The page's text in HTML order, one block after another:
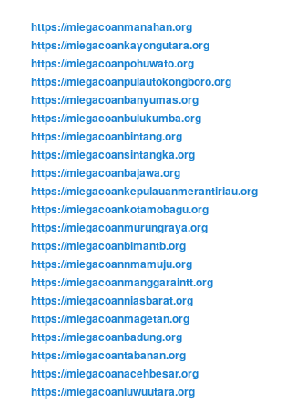
https://miegacoanmanahan.org
https://miegacoankayongutara.org
https://miegacoanpohuwato.org
https://miegacoanpulautokongboro.org
https://miegacoanbanyumas.org
https://miegacoanbulukumba.org
https://miegacoanbintang.org
https://miegacoansintangka.org
https://miegacoanbajawa.org
https://miegacoankepulauanmerantiriau.org
https://miegacoankotamobagu.org
https://miegacoanmurungraya.org
https://miegacoanbimantb.org
https://miegacoannmamuju.org
https://miegacoanmanggaraintt.org
https://miegacoanniasbarat.org
https://miegacoanmagetan.org
https://miegacoanbadung.org
https://miegacoantabanan.org
https://miegacoanacehbesar.org
https://miegacoanluwuutara.org